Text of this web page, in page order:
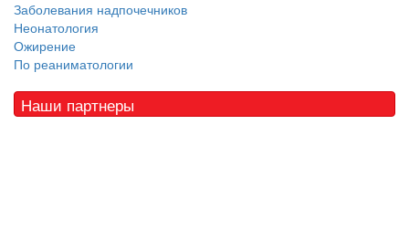
Заболевания надпочечников
Неонатология
Ожирение
По реаниматологии
Наши партнеры